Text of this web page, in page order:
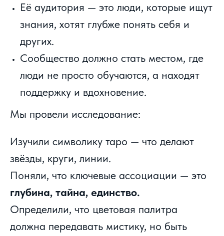
Её аудитория — это люди, которые ищут
знания, хотят глубже понять себя и
других.
Сообщество должно стать местом, где
люди не просто обучаются, а находят
поддержку и вдохновение.
Мы провели исследование:
Изучили символику таро — что делают
звёзды, круги, линии.
Поняли, что ключевые ассоциации — это
глубина, тайна, единство.
Определили, что цветовая палитра
должна передавать мистику, но быть